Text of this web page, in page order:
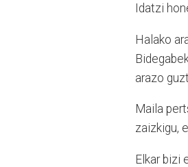
Idatzi
Halako
arazo
Maila
zaizkigu,
Elkar bizi